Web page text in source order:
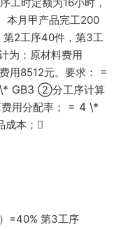
本月甲产品完工200
第2工序40件，第3工
为：原材料费用
用8512元。要求：
=
GB3 ②分工序计算
用分配率；
= 4 \*
成本；
=40% 第3工序